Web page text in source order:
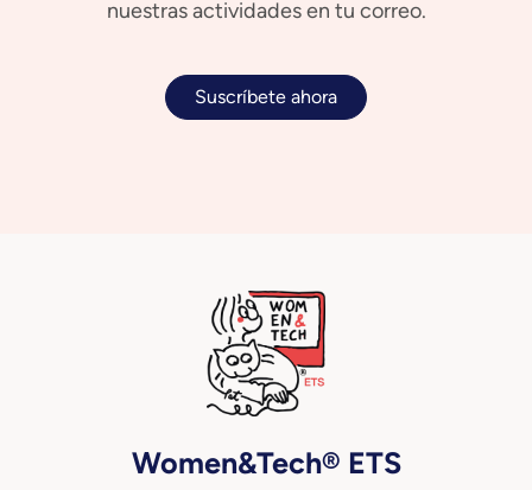
nuestras actividades en tu correo.
Suscríbete ahora
Women&Tech® ETS